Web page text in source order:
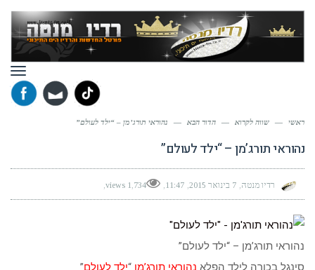
ראשי — שווה לקרוא — הדור הבא — נהוראי תורג’מן – “ילד לעולם”
נהוראי תורג’מן – “ילד לעולם”
רדיו מנטה 7 בינואר 2015 11:47
1,734 views
נהוראי תורג’מן – “ילד לעולם”
סינגל בכורה לילד הפלא נהוראי תורג’מן “ילד לעולם”